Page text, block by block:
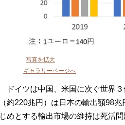
写真を拡大
ギャラリーページへ
ドイツは中国、米国に次ぐ世界３
（約220兆円）は日本の輸出額98
じめとする輸出市場の維持は死活問